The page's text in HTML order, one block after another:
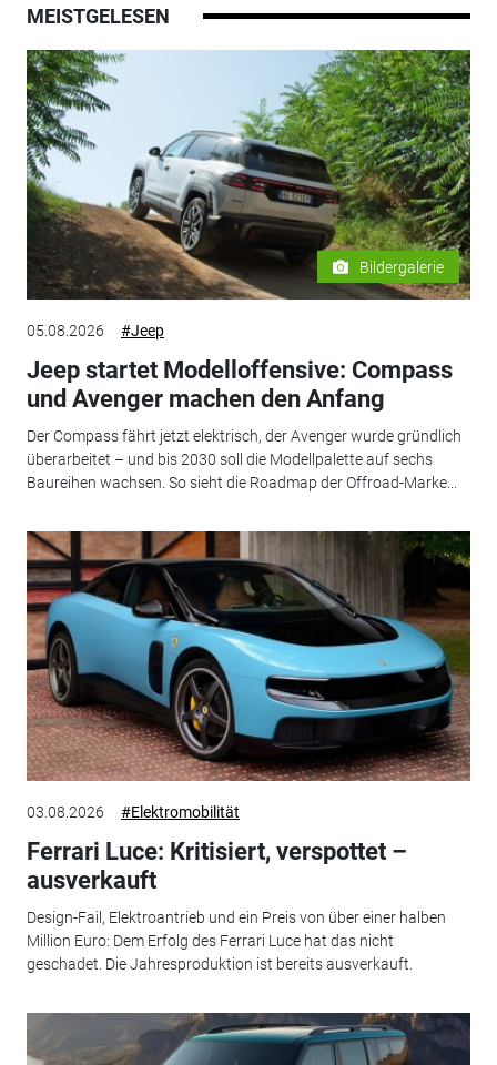
MEISTGELESEN
Bildergalerie
05.08.2026 #Jeep
Jeep startet Modelloffensive: Compass
und Avenger machen den Anfang
Der Compass fährt jetzt elektrisch, der Avenger wurde gründlich
überarbeitet – und bis 2030 soll die Modellpalette auf sechs
Baureihen wachsen. So sieht die Roadmap der Offroad-Marke...
03.08.2026 #Elektromobilität
Ferrari Luce: Kritisiert, verspottet –
ausverkauft
Design-Fail, Elektroantrieb und ein Preis von über einer halben
Million Euro: Dem Erfolg des Ferrari Luce hat das nicht
geschadet. Die Jahresproduktion ist bereits ausverkauft.